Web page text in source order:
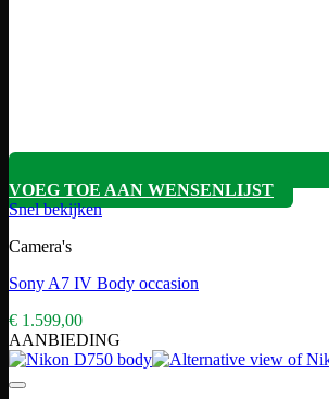
VOEG TOE AAN WENSENLIJST
Snel bekijken
Camera's
Sony A7 IV Body occasion
€ 1.599,00
AANBIEDING